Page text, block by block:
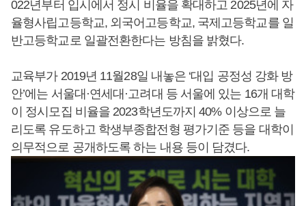
022년부터 입시에서 정시 비율을 확대하고 2025년에 자
율형사립고등학교, 외국어고등학교, 국제고등학교를 일
반고등학교로 일괄전환한다는 방침을 밝혔다.
교육부가 2019년 11월28일 내놓은 ‘대입 공정성 강화 방
안’에는 서울대·연세대·고려대 등 서울에 있는 16개 대학
이 정시모집 비율을 2023학년도까지 40% 이상으로 늘
리도록 유도하고 학생부종합전형 평가기준 등을 대학이
의무적으로 공개하도록 하는 내용 등이 담겼다.